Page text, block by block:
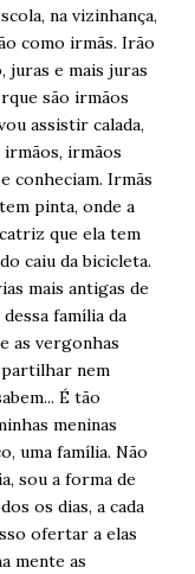
na vizinhança,
como irmãs. Irão
e mais juras
são irmãos
assistir calada,
irmãos
conheciam. Irmãs
pinta, onde a
que ela tem
caiu da bicicleta.
mais antigas de
família da
as vergonhas
partilhar nem
É tão
meninas
uma família. Não
sou a forma de
os dias, a cada
ofertar a elas
mente as